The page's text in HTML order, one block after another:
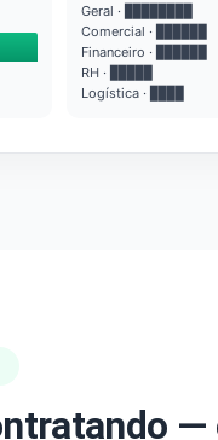
Geral · ████████
Comercial · ██████
Financeiro · ██████
RH · █████
Logística · ████
—